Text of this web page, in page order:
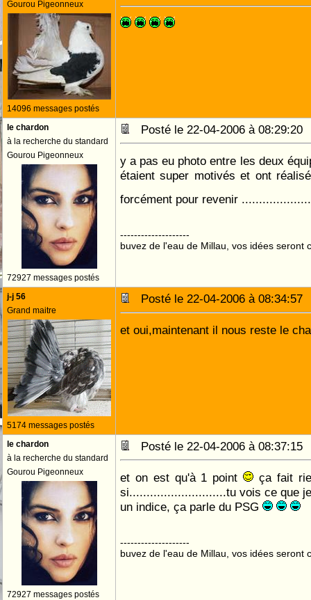
Gourou Pigeonneux
14096 messages postés
le chardon
à la recherche du standard
Gourou Pigeonneux
72927 messages postés
Posté le 22-04-2006 à
y a pas eu photo entre les deux
étaient super motivés et ont
forcément pour revenir
--------------------
buvez de l'eau de Millau, vos idées seront
j-j 56
Grand maitre
5174 messages postés
Posté le 22-04-2006 à
et oui,maintenant il nous reste le
le chardon
à la recherche du standard
Gourou Pigeonneux
72927 messages postés
Posté le 22-04-2006 à
et on est qu'à 1 point
ça fait
si............................tu vois ce que
un indice, ça parle du PSG
--------------------
buvez de l'eau de Millau, vos idées seront